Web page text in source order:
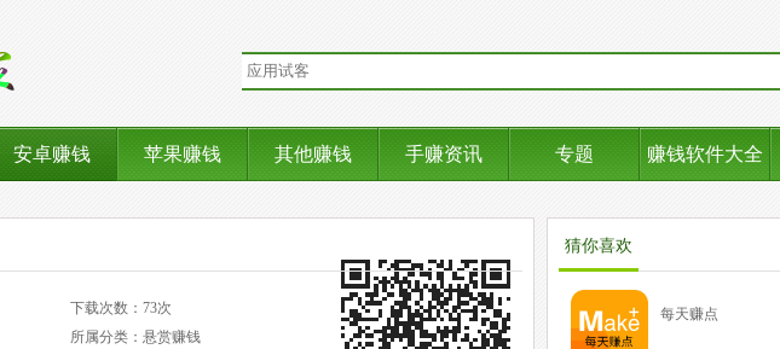
安卓赚钱 苹果赚钱 其他赚钱 手赚资讯 专题 赚钱软件大全
下载次数：73次
所属分类：悬赏赚钱
猜你喜欢
每天赚点